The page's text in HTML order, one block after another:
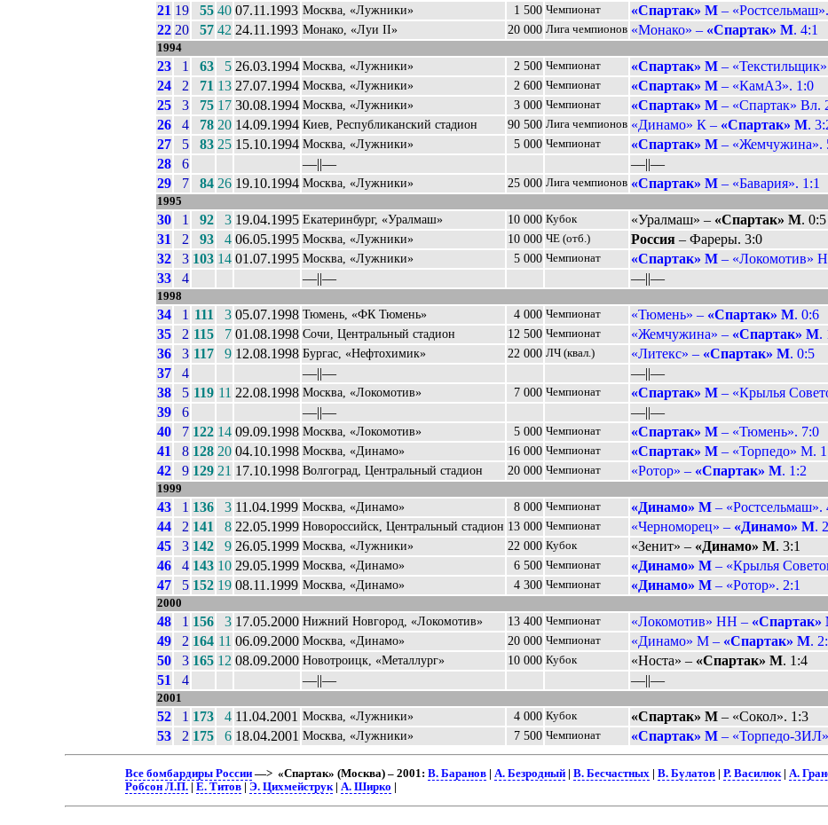
21 19 55 40 07.11.1993 Москва, «Лужники» 1 500 Чемпионат «Спартак» М –
22 20 57 42 24.11.1993 Монако, «Луи II» 20 000 Лига чемпионов «Монако» – «Спартак» М. 4:1
1994
23 1 63 5 26.03.1994 Москва, «Лужники» 2 500 Чемпионат «Спартак» М –
24
2 71 13 27.07.1994 Москва, «Лужники» 2 600 Чемпионат «Спартак» М – «КамАЗ». 1:0
25
3 75 17 30.08.1994 Москва, «Лужники» 3 000 Чемпионат «Спартак» М – «Спартак» Вл.
26
4 78 20 14.09.1994 Киев, Республиканский стадион 90 500 Лига чемпионов «Динамо» К – «Спартак» М.
27
5 83 25 15.10.1994 Москва, «Лужники» 5 000 Чемпионат «Спартак» М – «Жемчужина».
28
6 ––||–– ––||––
29
7 84 26 19.10.1994 Москва, «Лужники» 25 000 Лига чемпионов «Спартак» М – «Бавария». 1:1
1995
30 1 92 3 19.04.1995 Екатеринбург, «Уралмаш» 10 000 Кубок «Уралмаш» – «Спартак» М. 0:5
31
2 93 4 06.05.1995 Москва, «Лужники» 10 000 ЧЕ (отб.) Россия – Фареры. 3:0
32
3 103 14 01.07.1995 Москва, «Лужники» 5 000 Чемпионат «Спартак» М – «Локомотив»
33
4 ––||–– ––||––
1998
34 1 111 3 05.07.1998 Тюмень, «ФК Тюмень» 4 000 Чемпионат «Тюмень» – «Спартак» М. 0:6
35
2 115 7 01.08.1998 Сочи, Центральный стадион 12 500 Чемпионат «Жемчужина» – «Спартак» М.
36
3 117 9 12.08.1998 Бургас, «Нефтохимик» 22 000 ЛЧ (квал.) «Литекс» – «Спартак» М. 0:5
37
4 ––||–– ––||––
38
5 119 11 22.08.1998 Москва, «Локомотив» 7 000 Чемпионат «Спартак» М – «Крылья
39
6 ––||–– ––||––
40
7 122 14 09.09.1998 Москва, «Локомотив» 5 000 Чемпионат «Спартак» М – «Тюмень». 7:0
41
8 128 20 04.10.1998 Москва, «Динамо» 16 000 Чемпионат «Спартак» М – «Торпедо» М.
42
9 129 21 17.10.1998 Волгоград, Центральный стадион 20 000 Чемпионат «Ротор» – «Спартак» М. 1:2
1999
43 1 136 3 11.04.1999 Москва, «Динамо» 8 000 Чемпионат «Динамо» М – «Ростсельмаш».
44
2 141 8 22.05.1999 Новороссийск, Центральный стадион 13 000 Чемпионат «Черноморец» – «Динамо» М.
45
3 142 9 26.05.1999 Москва, «Лужники» 22 000 Кубок «Зенит» – «Динамо» М. 3:1
46
4 143 10 29.05.1999 Москва, «Динамо» 6 500 Чемпионат «Динамо» М – «Крылья
47
5 152 19 08.11.1999 Москва, «Динамо» 4 300 Чемпионат «Динамо» М – «Ротор». 2:1
2000
48 1 156 3 17.05.2000 Нижний Новгород, «Локомотив» 13 400 Чемпионат «Локомотив» НН –
49
2 164 11 06.09.2000 Москва, «Динамо» 20 000 Чемпионат «Динамо» М – «Спартак» М.
50
3 165 12 08.09.2000 Новотроицк, «Металлург» 10 000 Кубок «Носта» – «Спартак» М. 1:4
51
4 ––||–– ––||––
2001
52 1 173 4 11.04.2001 Москва, «Лужники» 4 000 Кубок «Спартак» М – «Сокол». 1:3
53
2 175 6 18.04.2001 Москва, «Лужники» 7 500 Чемпионат «Спартак» М – «Торпедо-
Все бомбардиры России—> «Спартак» (Москва) – 2001: В. Баранов| А. Безродный| В. Бесчастных| В. Булатов| Р. Василюк| А.
Робсон Л.П.| Е. Титов| Э. Цихмейструк| А. Ширко